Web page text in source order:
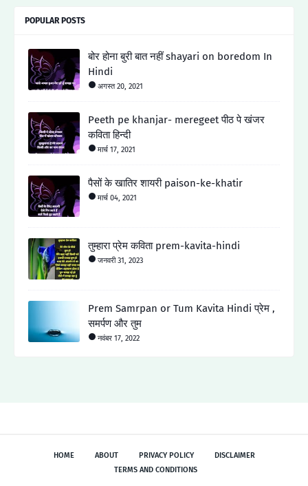
POPULAR POSTS
बोर होना बुरी बात नहीं shayari on boredom In
Hindi
अगस्त 20, 2021
Peeth pe khanjar- meregeet पीठ पे खंजर
कविता हिन्दी
मार्च 17, 2021
पैसों के खातिर शायरी paison-ke-khatir
मार्च 04, 2021
तुम्हारा प्रेम कविता prem-kavita-hindi
जनवरी 31, 2023
Prem Samrpan or Tum Kavita Hindi प्रेम ,
समर्पण और तुम
नवंबर 17, 2022
HOME ABOUT PRIVACY POLICY
DISCLAIMER
TERMS AND CONDITIONS